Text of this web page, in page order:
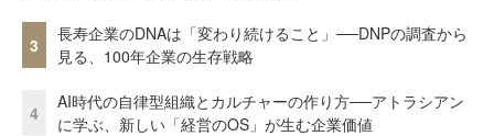
3
長寿企業のDNAは「変わり続けること」──DNPの調査から
見る、100年企業の生存戦略
4
AI時代の自律型組織とカルチャーの作り方──アトラシアン
に学ぶ、新しい「経営のOS」が生む企業価値